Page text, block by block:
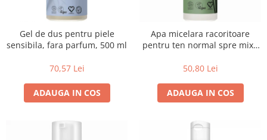
Faina bio si gris
Mixuri bio si blaturi
Paine bio
Ciocolata, cacao si cafea
Cafea bio
Cafea bio din cereale
Ciocolata bio
Gel de dus pentru piele
sensibila, fara parfum, 500 ml
70,57 Lei
ADAUGA IN COS
Apa micelara racoritoare
pentru ten normal spre mixt,
50,80 Lei
ADAUGA IN COS